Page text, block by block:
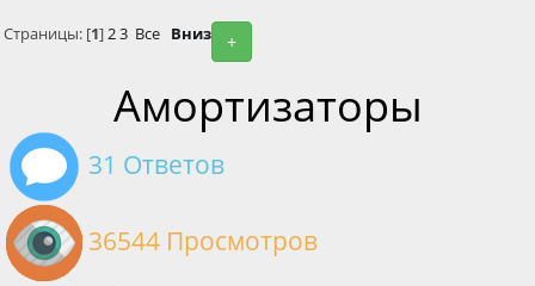
+
Страницы: [1]2 3 Все Вниз
Амортизаторы
31 Ответов
36544 Просмотров